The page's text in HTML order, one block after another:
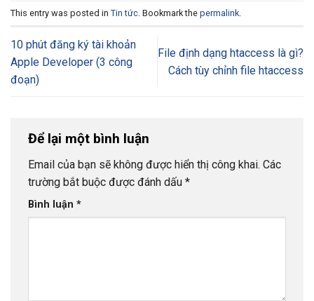
This entry was posted in Tin tức . Bookmark the permalink
10 phút đăng ký tài khoản
Apple Developer (3 công
đoạn)
File định dạng htaccess là gì?
Cách tùy chỉnh file htaccess
Để lại một bình luận
Email của bạn sẽ không được hiển thị công khai. Các
trường bắt buộc được đánh dấu *
Bình luận *